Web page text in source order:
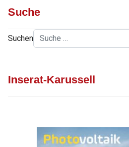
Suche
Suchen
Inserat-Karussell